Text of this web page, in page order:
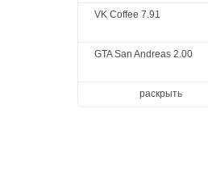
VK Coffee 7.91
GTA San Andreas 2.00
раскрыть